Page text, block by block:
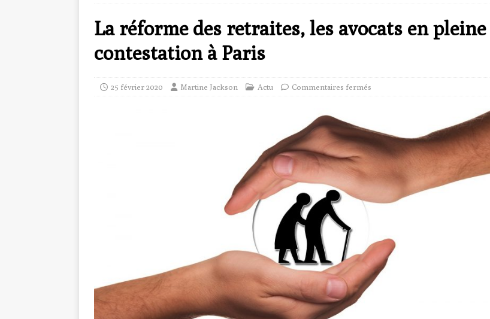
La réforme des retraites, les avocats en pleine
contestation à Paris
25 février 2020 Martine Jackson Actu Commentaires fermés